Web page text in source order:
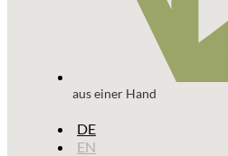
aus einer Hand
DE
EN